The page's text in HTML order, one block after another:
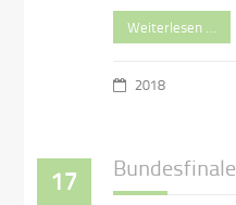
Weiterlesen …
2018
17 Bundesfinale